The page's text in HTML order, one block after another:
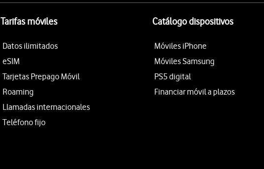
Tarifas móviles
Datos ilimitados
eSIM
Tarjetas Prepago Móvil
Roaming
Llamadas internacionales
Teléfono fijo
Catálogo dispositivos
Móviles iPhone
Móviles Samsung
PS5 digital
Financiar móvil a plazos